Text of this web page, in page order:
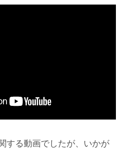
する動画でしたが、いかが